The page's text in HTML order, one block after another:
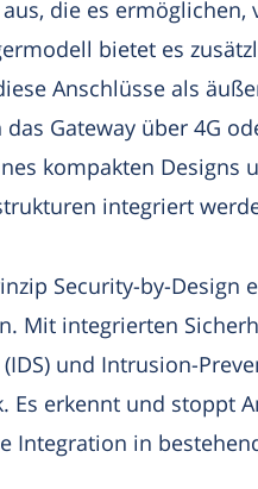
die es ermöglichen,
bietet es
Anschlüsse als
Gateway über 4G
kompakten Designs
integriert
Security-by-Design
Mit integrierten
und Intrusion-
Es erkennt und stoppt
Integration in